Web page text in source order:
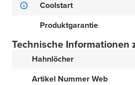
Coolstart
Produktgarantie
Technische Informationen
Hahnlöcher
Artikel Nummer Web